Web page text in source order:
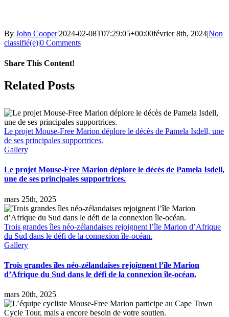
By John Cooper|2024-02-08T07:29:05+00:00février 8th, 2024|Non
classifié(e)|0 Comments
Share This Content!
Facebook
X
LinkedIn
WhatsApp
Tumblr
Pinterest
Email
Related Posts
Le projet Mouse-Free Marion déplore le décès de Pamela Isdell, une
de ses principales supportrices.
Gallery
Le projet Mouse-Free Marion déplore le décès de Pamela Isdell,
une de ses principales supportrices.
mars 25th, 2025
Trois grandes îles néo-zélandaises rejoignent l’île Marion d’Afrique
du Sud dans le défi de la connexion île-océan.
Gallery
Trois grandes îles néo-zélandaises rejoignent l’île Marion
d’Afrique du Sud dans le défi de la connexion île-océan.
mars 20th, 2025